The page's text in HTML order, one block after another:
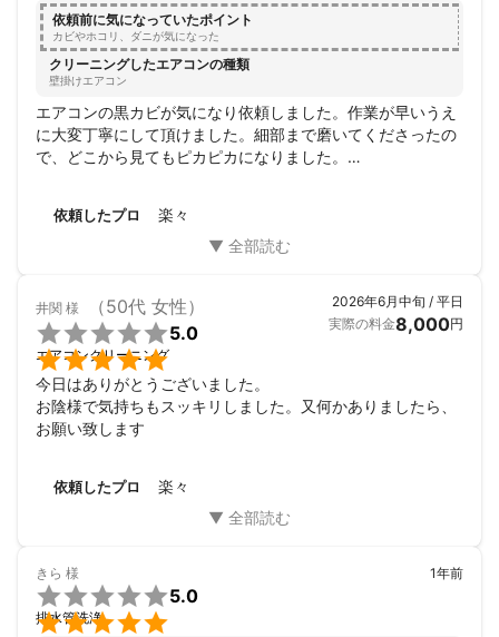
依頼前に気になっていたポイント
カビやホコリ、ダニが気になった
クリーニングしたエアコンの種類
壁掛けエアコン
エアコンの黒カビが気になり依頼しました。作業が早いうえ
に大変丁寧にして頂けました。細部まで磨いてくださったの
で、どこから見てもピカピカになりました。
お願いしたいと思います。
依頼したプロ 楽々
井関 様 （50代 女性）


5.0
エアコンクリーニング
2026年6月中旬 / 平日
実際の料金8,000円
今日はありがとうございました。
お陰様で気持ちもスッキリしました。又何かありましたら、
お願い致します
依頼したプロ 楽々
きら 様


5.0
排水管洗浄
1年前